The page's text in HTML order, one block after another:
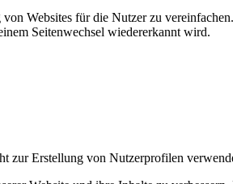
Websites für die Nutzer zu
Seitenwechsel wiedererkannt wird.
zur Erstellung von Nutzerprofilen